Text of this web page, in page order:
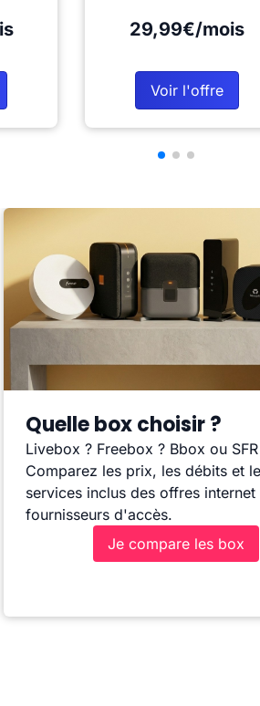
29,99€/mois
Voir l'offre
Quelle box choisir ?
Livebox ? Freebox ? Bbox ou
Comparez les prix, les débits et
services inclus des offres internet
fournisseurs d'accès.
Je compare les box